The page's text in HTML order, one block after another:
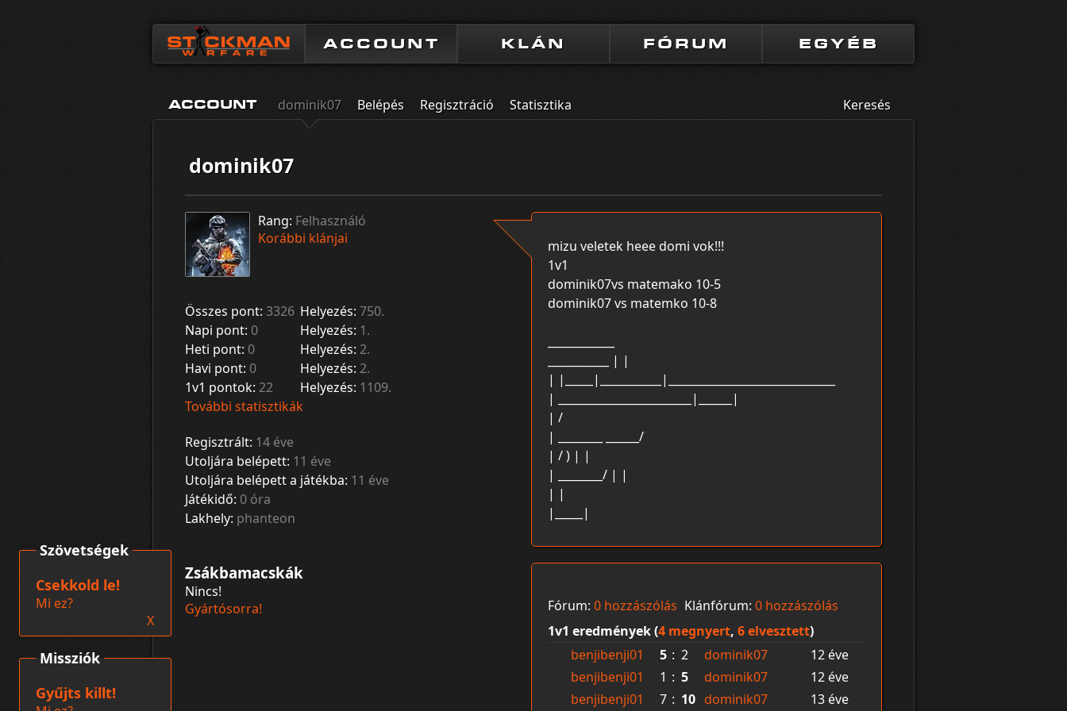
ACCOUNT KLÁN FÓRUM EGYÉB
ACCOUNT dominik07 Belépés Regisztráció Statisztika Keresés
dominik07
Rang: Felhasználó
Korábbi klánjai
Összes pont: 3326 Helyezés: 750.
Napi pont: 0 Helyezés: 1.
Heti pont: 0 Helyezés: 2.
Havi pont: 0 Helyezés: 2.
1v1 pontok: 22 Helyezés: 1109.
További statisztikák
Regisztrált: 14 éve
Utoljára belépett: 11 éve
Utoljára belépett a játékba: 11 éve
Játékidő: 0 óra
Lakhely: phanteon
Zsákbamacskák
Nincs!
Gyártósorra!
mizu veletek heee domi vok!!!
1v1
dominik07vs matemako 10-5
dominik07 vs matemko 10-8
___________ | |
| |_____|___________|______________________________
| ________________________|______|
| /
| ________ ______/
| / ) | |
| ________/ | |
| |
|_____|
Fórum: 0 hozzászólás Klánfórum: 0 hozzászólás
1v1 eredmények (4 megnyert, 6 elvesztett)
benjibenji01
5 : 2 dominik07
12 éve
benjibenji01
1 : 5 dominik07
12 éve
benjibenji01
7 : 10 dominik07 13 éve
Missziók
Gyűjts killt!
Szövetségek
Csekkold le!
Mi ez?
X